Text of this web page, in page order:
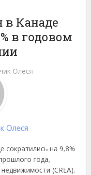
Канаде
в годовом
Олеся
Олеся
сократились на 9,8%
года,
(CREA).